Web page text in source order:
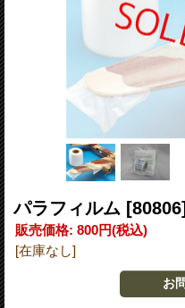
パラフィルム [80806]
販売価格: 800円(税込)
[在庫なし]